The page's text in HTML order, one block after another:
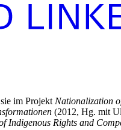
im Projekt Nationalization
(2012, Hg. mit
Indigenous Rights and